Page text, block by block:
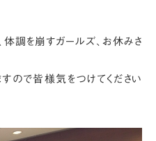
体調を崩すガールズ、お休みさ
すので皆様気をつけてください